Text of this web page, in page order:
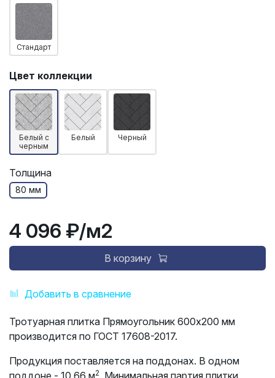
Добавить в сравнение
Стандарт
Цвет коллекции
Белый с
черным
Белый Черный
Толщина
80 мм
4 096 ₽/м2
В корзину
Тротуарная плитка Прямоугольник 600х200 мм
производится по ГОСТ 17608-2017.
Продукция поставляется на поддонах. В одном
поддоне - 10,66 м2. Минимальная партия плитки